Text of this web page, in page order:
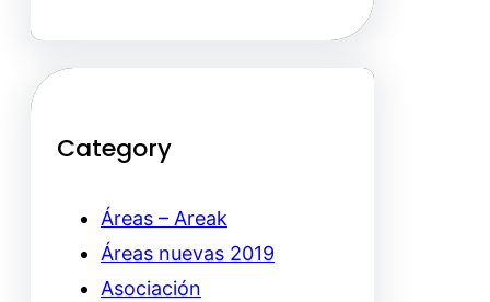
Category
Áreas – Areak
Áreas nuevas 2019
Asociación